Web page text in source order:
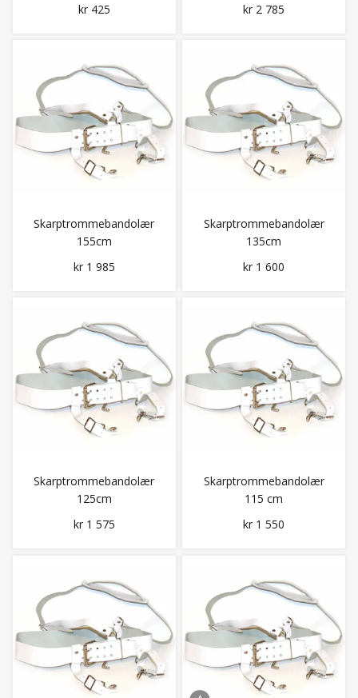
kr 425
kr 2 785
Skarptrommebandolær
155cm
kr 1 985
Skarptrommebandolær
135cm
kr 1 600
Skarptrommebandolær
125cm
kr 1 575
Skarptrommebandolær
115 cm
kr 1 550